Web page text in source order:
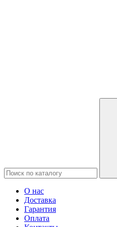
О нас
Доставка
Гарантия
Оплата